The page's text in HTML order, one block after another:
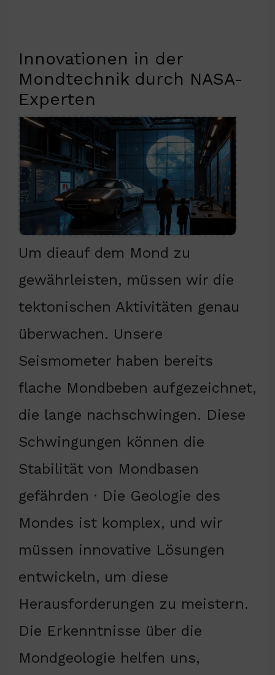
Innovationen in der
Mondtechnik durch NASA-
Experten
Um dieauf dem Mond zu
gewährleisten, müssen wir die
tektonischen Aktivitäten genau
überwachen. Unsere
Seismometer haben bereits
flache Mondbeben aufgezeichnet,
die lange nachschwingen. Diese
Schwingungen können die
Stabilität von Mondbasen
gefährden · Die Geologie des
Mondes ist komplex, und wir
müssen innovative Lösungen
entwickeln, um diese
Herausforderungen zu meistern.
Die Erkenntnisse über die
Mondgeologie helfen uns,